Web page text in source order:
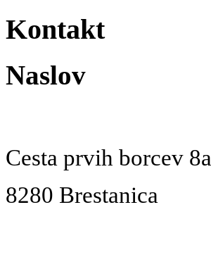
Kontakt
Naslov
Cesta prvih borcev 8a
8280 Brestanica